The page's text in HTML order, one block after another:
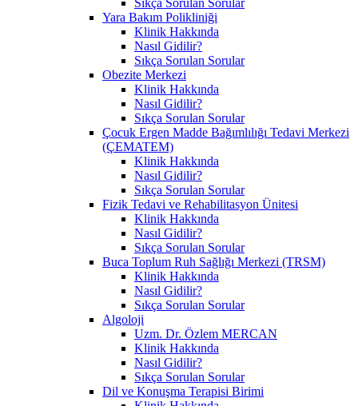
Yara Bakım Polikliniği
Klinik Hakkında
Nasıl Gidilir?
Sıkça Sorulan Sorular
Obezite Merkezi
Klinik Hakkında
Nasıl Gidilir?
Sıkça Sorulan Sorular
Çocuk Ergen Madde Bağımlılığı Tedavi Merkezi
(ÇEMATEM)
Klinik Hakkında
Nasıl Gidilir?
Sıkça Sorulan Sorular
Fizik Tedavi ve Rehabilitasyon Ünitesi
Klinik Hakkında
Nasıl Gidilir?
Sıkça Sorulan Sorular
Buca Toplum Ruh Sağlığı Merkezi (TRSM)
Klinik Hakkında
Nasıl Gidilir?
Sıkça Sorulan Sorular
Algoloji
Uzm. Dr. Özlem MERCAN
Klinik Hakkında
Nasıl Gidilir?
Sıkça Sorulan Sorular
Dil ve Konuşma Terapisi Birimi